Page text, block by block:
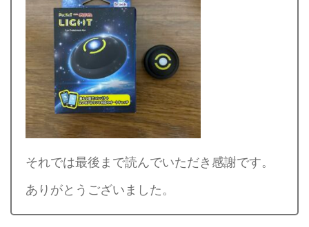
それでは最後まで読んでいただき感謝です。
ありがとうございました。